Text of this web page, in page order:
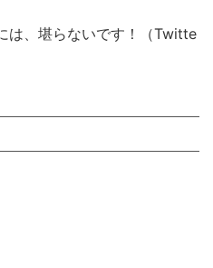
は、堪らないです！（Twitte